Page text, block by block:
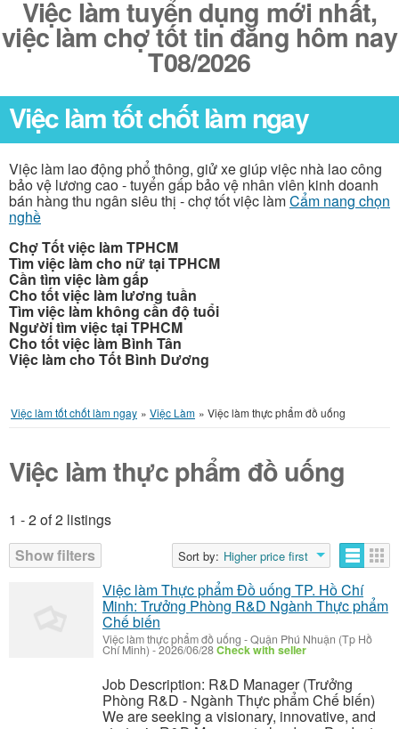
Việc làm tuyển dụng mới nhất,
việc làm chợ tốt tin đăng hôm nay
T08/2026
Việc làm tốt chốt làm ngay
Việc làm lao động phổ thông, giử xe giúp việc nhà lao công
bảo vệ lương cao - tuyển gấp bảo vệ nhân viên kinh doanh
bán hàng thu ngân siêu thị - chợ tốt việc làmCẩm nang chọn
nghề
Chợ Tốt việc làm TPHCM
Tìm việc làm cho nữ tại TPHCM
Cần tìm việc làm gấp
Cho tốt việc làm lương tuần
Tìm việc làm không cần độ tuổi
Người tìm việc tại TPHCM
Cho tốt việc làm Bình Tân
Việc làm cho Tốt Bình Dương
Việc làm tốt chốt làm ngay » Việc Làm » Việc làm thực phẩm đồ uống
Việc làm thực phẩm đồ uống
1 - 2 of 2 listings
Show filters
Sort by: Higher price first
Listings
Việc làm Thực phẩm Đồ uống TP. Hồ Chí
Minh: Trưởng Phòng R&D Ngành Thực phẩm
Chế biến
Việc làm thực phẩm đồ uống -Quận Phú Nhuận (Tp Hồ
Chí Minh) -2026/06/28Check with seller
Job Description: R&D Manager (Trưởng
Phòng R&D - Ngành Thực phẩm Chế biến)
We are seeking a visionary, innovative, and